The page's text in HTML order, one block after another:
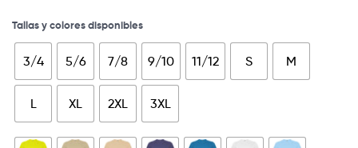
Tallas y colores disponibles
3/4 5/6 7/8 9/10 11/12 S M
L XL 2XL 3XL